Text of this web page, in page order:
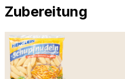
Zubereitung